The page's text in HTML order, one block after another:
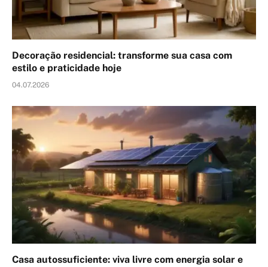
Decoração residencial: transforme sua casa com
estilo e praticidade hoje
04.07.2026
Casa autossuficiente: viva livre com energia solar e